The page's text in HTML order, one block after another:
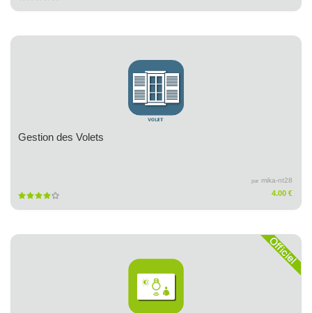
Gestion des Volets
par mika-nt28
4.00 €